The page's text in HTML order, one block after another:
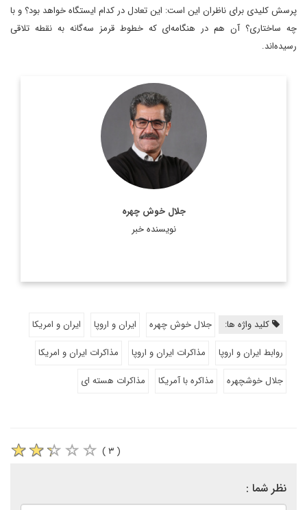
پرسش کلیدی برای ناظران این است: این تعادل در کدام ایستگاه خواهد بود؟ و با
چه ساختاری؟ آن هم در هنگامه‌ای که خطوط قرمز سه‌گانه به نقطه تلاقی
رسیده‌اند.
جلال خوش چهره
نویسنده خبر
روزنامه‌نگار و تحلیلگر مسائل بین‌الملل
اطلاعات بیشتر
کلید واژه ها: جلال خوش چهره ایران و اروپا
ایران و امریکا
روابط ایران و اروپا
مذاکرات ایران و اروپا
مذاکرات ایران و امریکا
جلال خوشچهره
مذاکره با آمریکا مذاکرات هسته ای
( ۳ )
نظر شما :